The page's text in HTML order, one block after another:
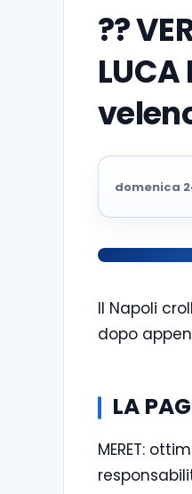
??
LUCA
domenica
Il Napoli
dopo
LA
MERET: